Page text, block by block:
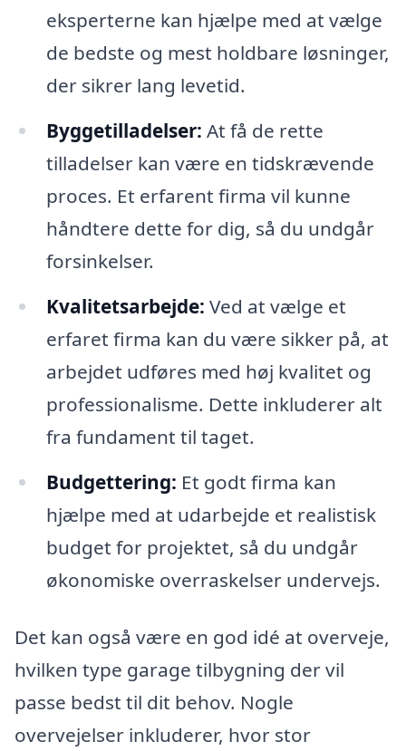
eksperterne kan hjælpe med at vælge
de bedste og mest holdbare løsninger,
der sikrer lang levetid.
Byggetilladelser: At få de rette
tilladelser kan være en tidskrævende
proces. Et erfarent firma vil kunne
håndtere dette for dig, så du undgår
forsinkelser.
Kvalitetsarbejde: Ved at vælge et
erfaret firma kan du være sikker på, at
arbejdet udføres med høj kvalitet og
professionalisme. Dette inkluderer alt
fra fundament til taget.
Budgettering: Et godt firma kan
hjælpe med at udarbejde et realistisk
budget for projektet, så du undgår
økonomiske overraskelser undervejs.
Det kan også være en god idé at overveje,
hvilken type garage tilbygning der vil
passe bedst til dit behov. Nogle
overvejelser inkluderer, hvor stor